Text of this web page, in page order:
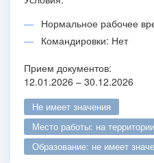
Нормальное рабочее
Командировки: Нет
Прием документов:
12.01.2026 – 30.12.2026
не имеет значения
место работы: на
образование: не имеет